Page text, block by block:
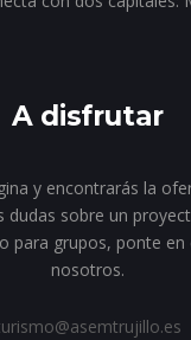
A disfrutar
y encontrarás la
dudas sobre un
para grupos, ponte
nosotros.